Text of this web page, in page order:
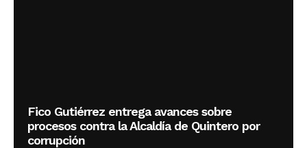
Fico Gutiérrez entrega avances sobre
procesos contra la Alcaldía de Quintero por
corrupción